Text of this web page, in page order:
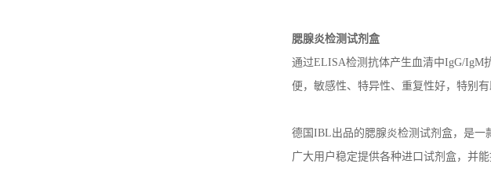
腮腺炎检测试剂盒
通过ELISA检测抗体产生血清中IgG/IgM
便，敏感性、特异性、重复性好，特别
德国IBL出品的腮腺炎检测试剂盒，是一
广大用户稳定提供各种进口试剂盒，并